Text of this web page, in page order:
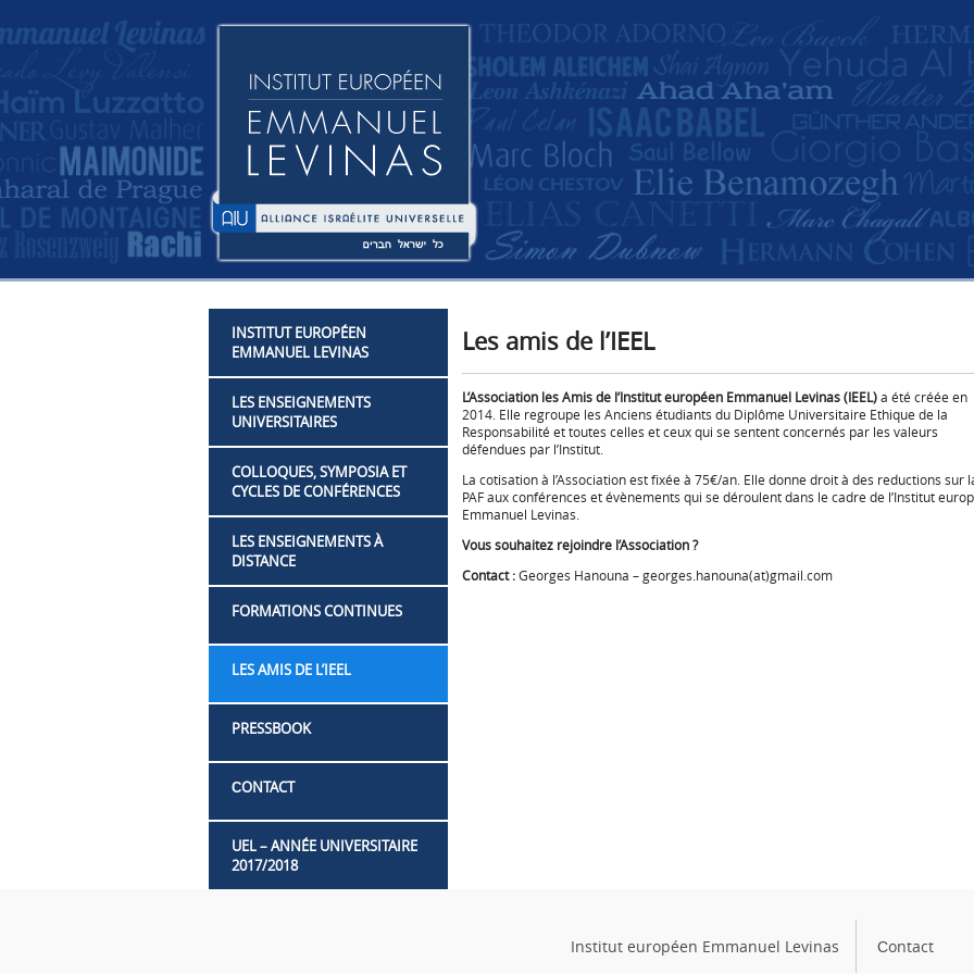
Les amis de l’IEEL
L’Association les Amis de l’Institut européen Emmanuel Levinas (IEEL)a été créée en
2014. Elle regroupe les Anciens étudiants du Diplôme Universitaire Ethique de la
Responsabilité et toutes celles et ceux qui se sentent concernés par les valeurs
défendues par l’Institut.
La cotisation à l’Association est fixée à 75€/an. Elle donne droit à des reductions sur
PAF aux conférences et évènements qui se déroulent dans le cadre de l’Institut
Emmanuel Levinas.
Vous souhaitez rejoindre l’Association ?
Contact :Georges Hanouna – georges.hanouna(at)gmail.com
INSTITUT EUROPÉEN
EMMANUEL LEVINAS
LES ENSEIGNEMENTS
UNIVERSITAIRES
COLLOQUES, SYMPOSIA ET
CYCLES DE CONFÉRENCES
LES ENSEIGNEMENTS À
DISTANCE
FORMATIONS CONTINUES
LES AMIS DE L’IEEL
PRESSBOOK
СONTACT
UEL – ANNÉE UNIVERSITAIRE
2017/2018
Institut européen Emmanuel Levinas Сontact